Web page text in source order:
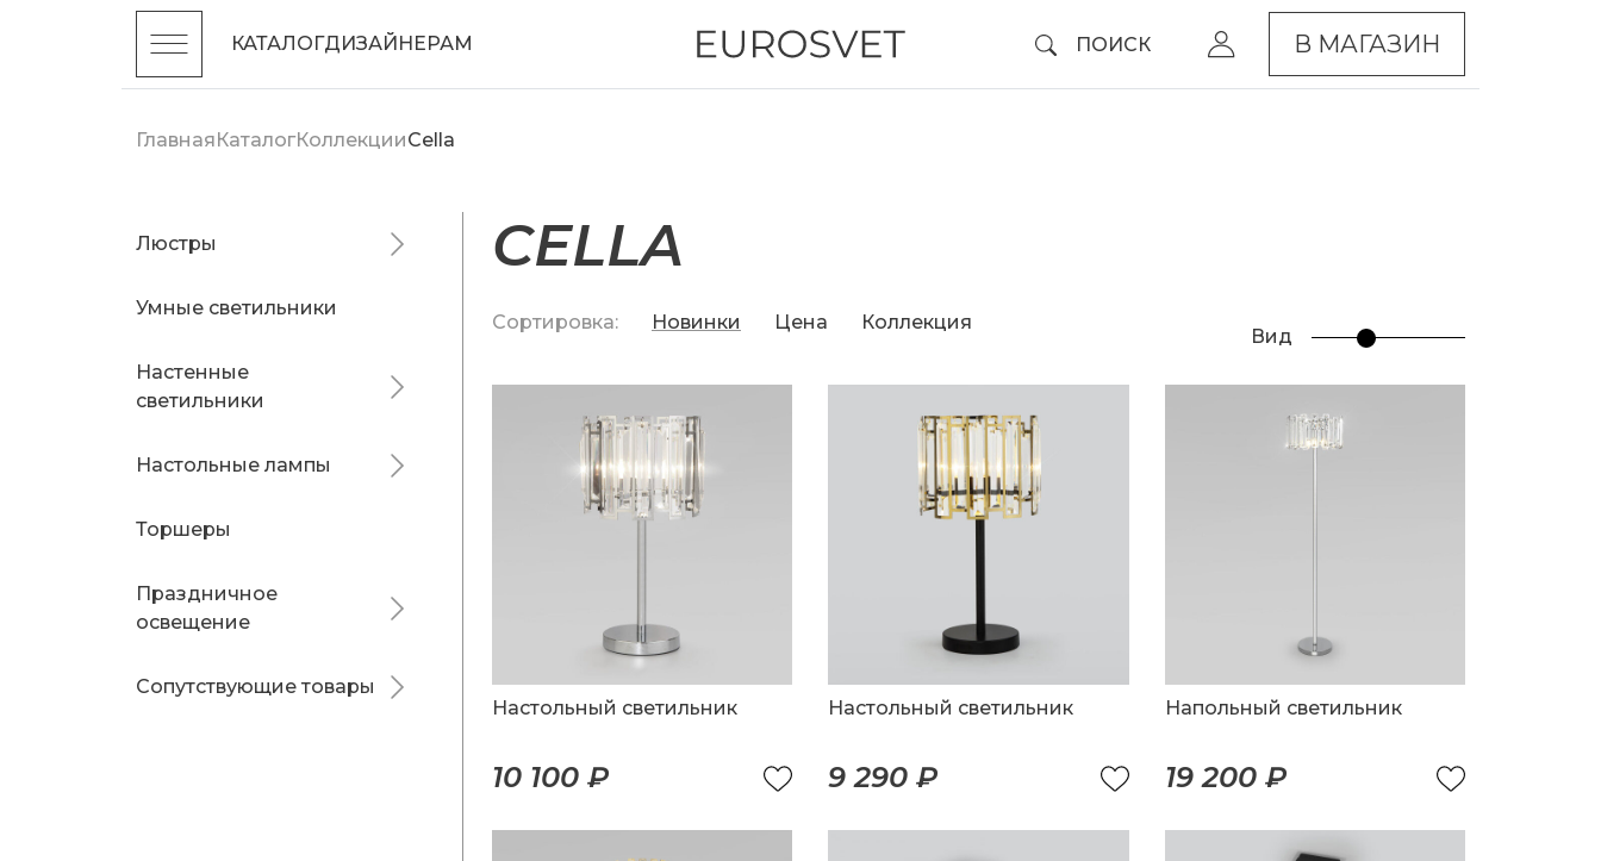
КАТАЛОГДИЗАЙНЕРАМ ПОИСК В МАГАЗИН
ГлавнаяКаталогКоллекцииCella
Люстры
Умные светильники
Настенные
светильники
Настольные лампы
Торшеры
Праздничное
освещение
Сопутствующие товары
CELLA
Сортировка: Новинки Цена Коллекция
Вид
Настольный светильник
10 100 ₽
Настольный светильник
9 290 ₽
Напольный светильник
19 200 ₽